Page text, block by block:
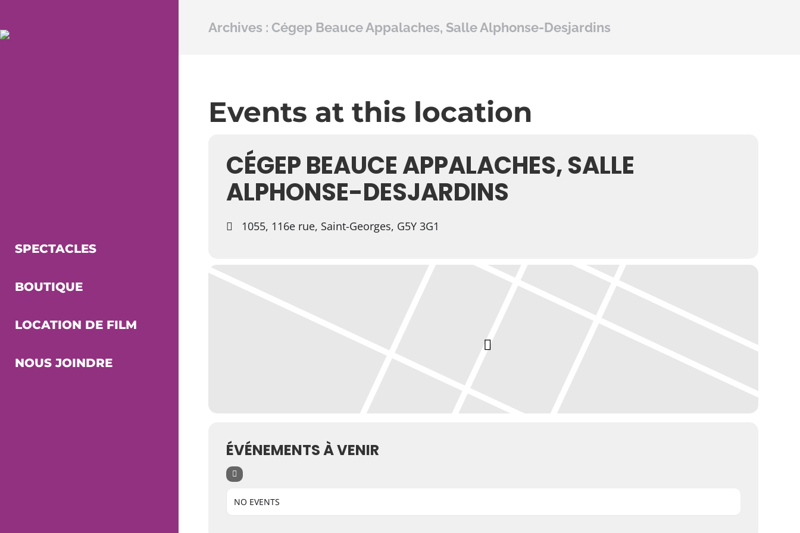
SPECTACLES
BOUTIQUE
LOCATION DE FILM
NOUS JOINDRE
Archives : Cégep Beauce Appalaches, Salle Alphonse-Desjardins
Events at this location
CÉGEP BEAUCE APPALACHES, SALLE
ALPHONSE-DESJARDINS
1055, 116e rue, Saint-Georges, G5Y 3G1
ÉVÉNEMENTS À VENIR
NO EVENTS